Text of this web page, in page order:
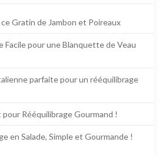
Gratin de Jambon et Poireaux
Facile pour une Blanquette de Veau
parfaite pour un rééquilibrage
Rééquilibrage Gourmand !
en Salade, Simple et Gourmande !